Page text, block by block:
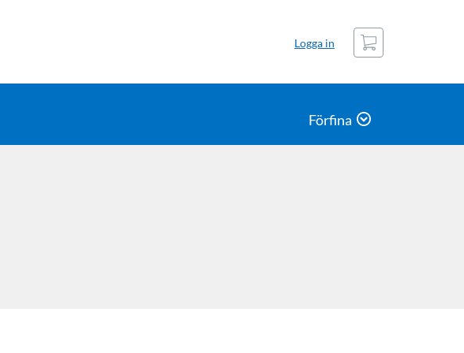
Logga in
Kundvagn
Förfina